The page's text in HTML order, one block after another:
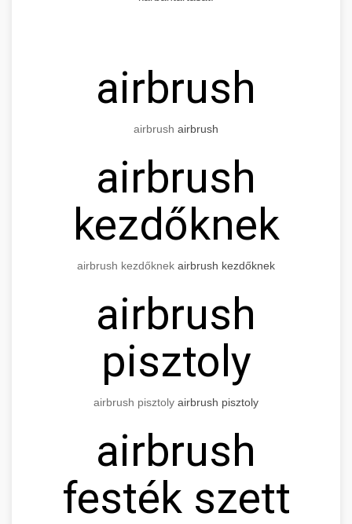
airbrush
airbrush airbrush
airbrush
kezdőknek
airbrush kezdőknek airbrush kezdőknek
airbrush
pisztoly
airbrush pisztoly airbrush pisztoly
airbrush
festék szett